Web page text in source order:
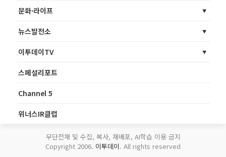
문화·라이프
뉴스발전소
이투데이TV
스페셜리포트
Channel 5
위너스IR클럽
무단전재 및 수집, 복사, 재배포, AI학습 이용 금지
Copyright 2006. 이투데이. All rights reserved